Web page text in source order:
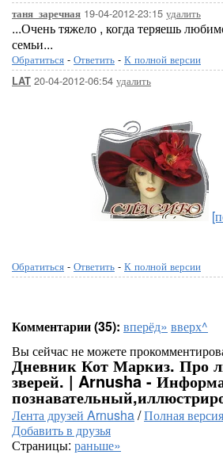
таня_заречная 19-04-2012-23:15 удалить
...Очень тяжело , когда теряешь
семьи...
Обратиться - Ответить - К полной версии
LAT 20-04-2012-06:54 удалить
Обратиться - Ответить - К полной версии
Комментарии (35): вперёд» вверх^
Вы сейчас не можете
Дневник Кот Маркиз. Про
зверей. | Arnusha -
Лента друзей Arnusha/Полная версия
Добавить в друзья
Страницы: раньше»